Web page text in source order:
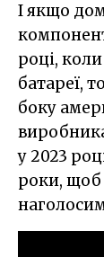
І якщо
році,
батареї,
боку
у 2023
роки,